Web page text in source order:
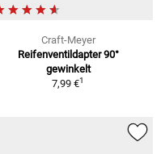
Craft-Meyer
Reifenventildapter 90°
gewinkelt
7,99 €1